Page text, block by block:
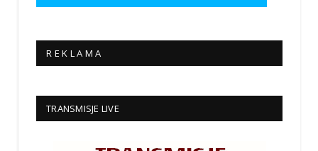
R E K L A M A
TRANSMISJE LIVE